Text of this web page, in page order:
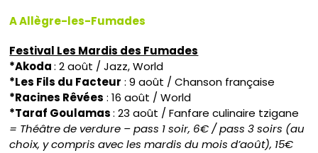
A Allègre-les-Fumades
Festival Les Mardis des Fumades
*Akoda: 2 août / Jazz, World
*Les Fils du Facteur : 9 août / Chanson française
*Racines Rêvées : 16 août / World
*Taraf Goulamas: 23 août / Fanfare culinaire tzigane
= Théâtre de verdure – pass 1 soir, 6€ / pass 3 soirs (au
choix, y compris avec les mardis du mois d’août), 15€